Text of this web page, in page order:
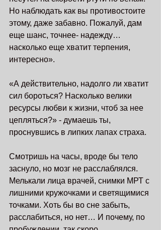
Но наблюдать как вы противостоите
этому, даже забавно. Пожалуй, дам
еще шанс, точнее- надежду…
насколько еще хватит терпения,
интересно».
«А действительно, надолго ли хватит
сил бороться? Насколько велики
ресурсы любви к жизни, чтоб за нее
цепляться?» - думаешь ты,
проснувшись в липких лапах страха.
Смотришь на часы, вроде бы тело
заснуло, но мозг не расслаблялся.
Мелькали лица врачей, снимки МРТ с
лишними кружочками и светящимися
точками. Хоть бы во сне забыть,
расслабиться, но нет… И почему, по